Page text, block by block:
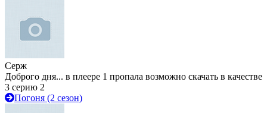
Серж
Доброго дня... в плеере 1 пропала возможно скачать в качестве
3 серию 2
Погоня (2 сезон)